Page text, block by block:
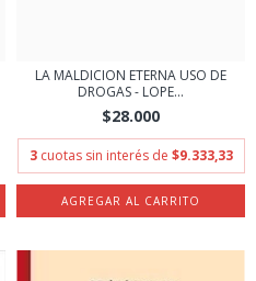
LA MALDICION ETERNA USO DE
DROGAS - LOPE...
$28.000
3 cuotas sin interés de $9.333,33